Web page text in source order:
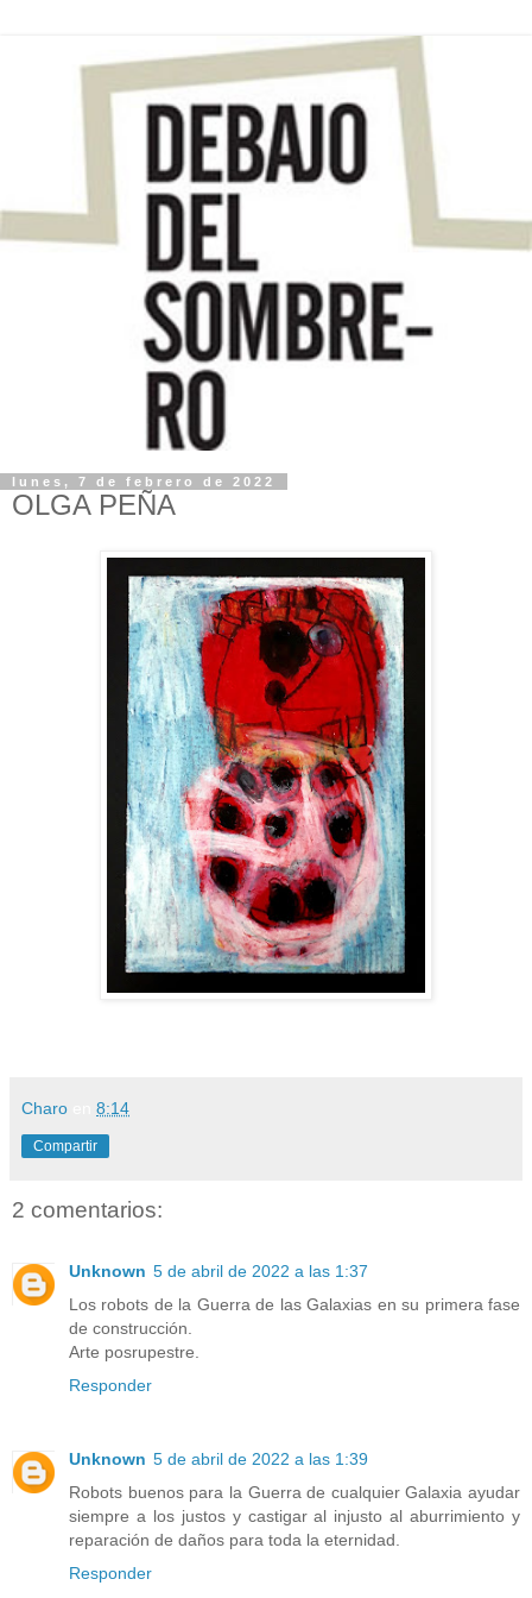
lunes, 7 de febrero de 2022
OLGA PEÑA
Charo 8:14
Compartir
2 comentarios:
Unknown 5 de abril de 2022 a las 1:37
Los robots de la Guerra de las Galaxias en su primera fase
de construcción.
Arte posrupestre.
Responder
Unknown 5 de abril de 2022 a las 1:39
Robots buenos para la Guerra de cualquier Galaxia ayudar
siempre a los justos y castigar al injusto al aburrimiento y
reparación de daños para toda la eternidad.
Responder